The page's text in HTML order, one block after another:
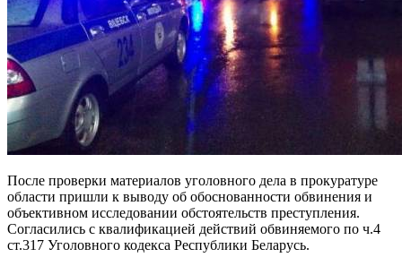
После проверки материалов уголовного дела в прокуратуре
области пришли к выводу об обоснованности обвинения и
объективном исследовании обстоятельств преступления.
Согласились с квалификацией действий обвиняемого по ч.4
ст.317 Уголовного кодекса Республики Беларусь.